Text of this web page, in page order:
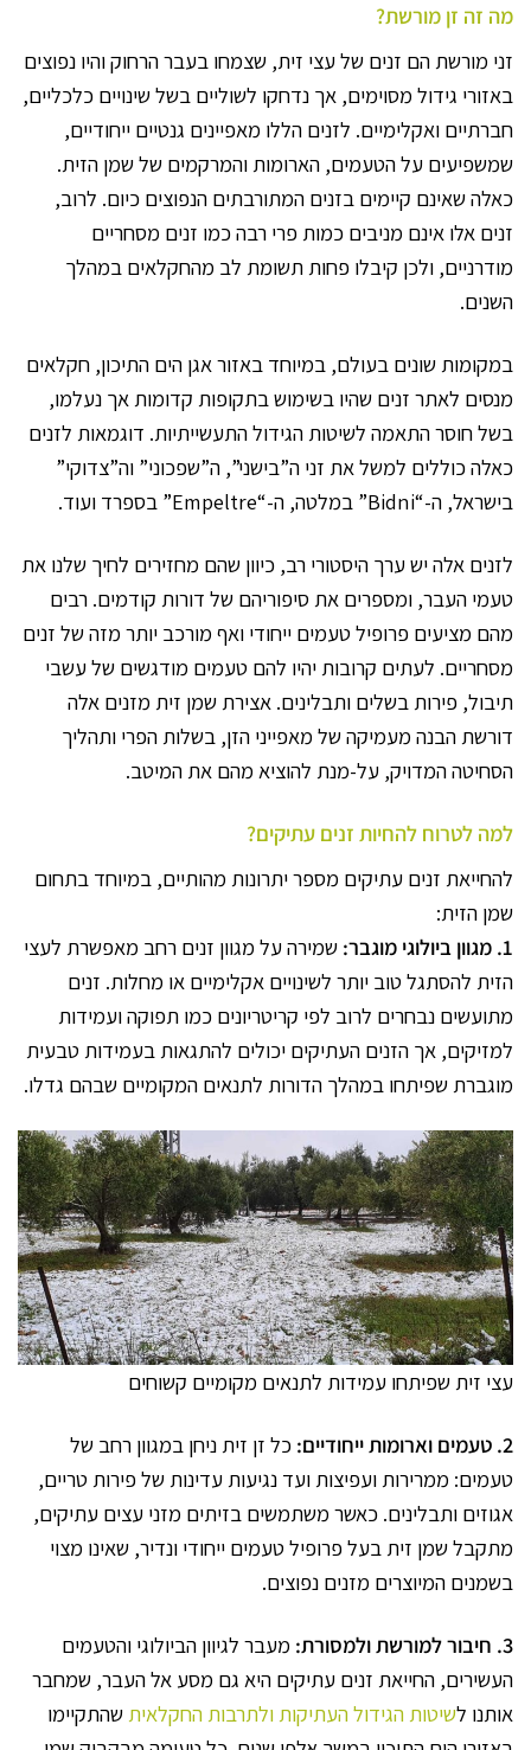
מה זה זן מורשת?
זני מורשת הם זנים של עצי זית, שצמחו בעבר הרחוק והיו נפוצים
באזורי גידול מסוימים, אך נדחקו לשוליים בשל שינויים כלכליים,
חברתיים ואקלימיים. לזנים הללו מאפיינים גנטיים ייחודיים,
שמשפיעים על הטעמים, הארומות והמרקמים של שמן הזית.
כאלה שאינם קיימים בזנים המתורבתים הנפוצים כיום. לרוב,
זנים אלו אינם מניבים כמות פרי רבה כמו זנים מסחריים
מודרניים, ולכן קיבלו פחות תשומת לב מהחקלאים במהלך
השנים.
במקומות שונים בעולם, במיוחד באזור אגן הים התיכון, חקלאים
מנסים לאתר זנים שהיו בשימוש בתקופות קדומות אך נעלמו,
בשל חוסר התאמה לשיטות הגידול התעשייתיות. דוגמאות לזנים
כאלה כוללים למשל את זני ה”בישני”, ה”שפכוני” וה”צדוקי”
בישראל, ה-“Bidni” במלטה, ה-“Empeltre” בספרד ועוד.
לזנים אלה יש ערך היסטורי רב, כיוון שהם מחזירים לחיך שלנו את
טעמי העבר, ומספרים את סיפוריהם של דורות קודמים. רבים
מהם מציעים פרופיל טעמים ייחודי ואף מורכב יותר מזה של זנים
מסחריים. לעתים קרובות יהיו להם טעמים מודגשים של עשבי
תיבול, פירות בשלים ותבלינים. אצירת שמן זית מזנים אלה
דורשת הבנה מעמיקה של מאפייני הזן, בשלות הפרי ותהליך
הסחיטה המדויק, על-מנת להוציא מהם את המיטב.
למה לטרוח להחיות זנים עתיקים?
להחייאת זנים עתיקים מספר יתרונות מהותיים, במיוחד בתחום
שמן הזית:
1. מגוון ביולוגי מוגבר:
שמירה על מגוון זנים רחב מאפשרת לעצי
הזית להסתגל טוב יותר לשינויים אקלימיים או מחלות. זנים
מתועשים נבחרים לרוב לפי קריטריונים כמו תפוקה ועמידות
למזיקים, אך הזנים העתיקים יכולים להתגאות בעמידות טבעית
מוגברת שפיתחו במהלך הדורות לתנאים המקומיים שבהם גדלו.
עצי זית שפיתחו עמידות לתנאים מקומיים קשוחים
2. טעמים וארומות ייחודיים:
כל זן זית ניחן במגוון רחב של
טעמים: ממרירות ועפיצות ועד נגיעות עדינות של פירות טריים,
אגוזים ותבלינים. כאשר משתמשים בזיתים מזני עצים עתיקים,
מתקבל שמן זית בעל פרופיל טעמים ייחודי ונדיר, שאינו מצוי
בשמנים המיוצרים מזנים נפוצים.
3. חיבור למורשת ולמסורת:
מעבר לגיוון הביולוגי והטעמים
העשירים, החייאת זנים עתיקים היא גם מסע אל העבר, שמחבר
אותנו לשיטות הגידול העתיקות ולתרבות החקלאית שהתקיימו